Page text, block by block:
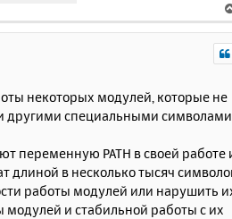
некоторых модулей, которые не
другими специальными
переменную PATH в своей работе
длиной в несколько тысяч
работы модулей или нарушить
модулей и стабильной работы с их